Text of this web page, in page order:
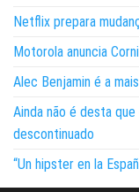
Netflix prepara
Motorola anuncia
Alec Benjamin é a
Ainda não é desta
descontinuado
“Un hipster en la